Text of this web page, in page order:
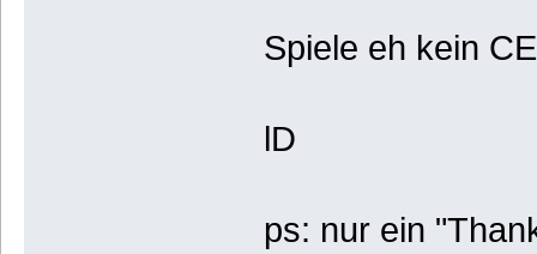
Spiele eh kein
lD
ps: nur ein